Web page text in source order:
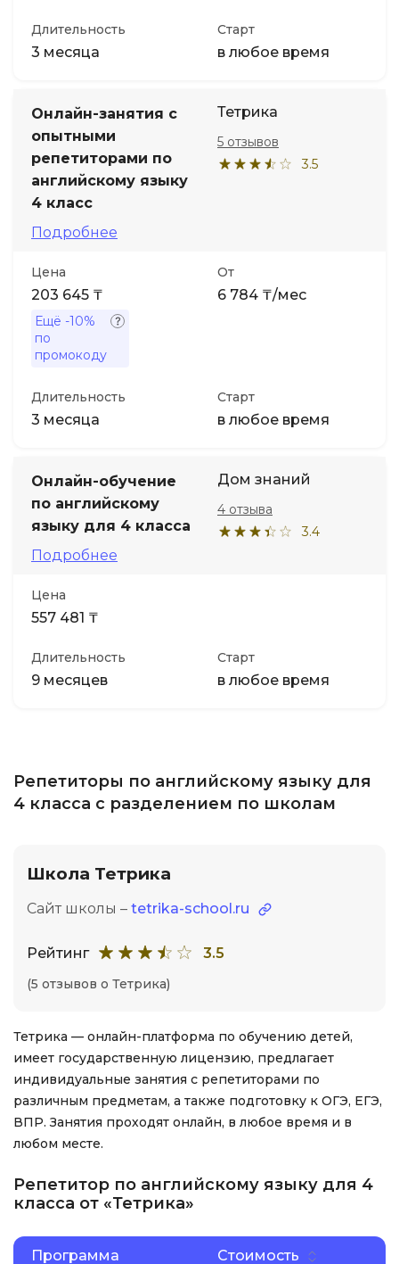
Длительность
3 месяца
Старт
в любое время
Онлайн-занятия с
опытными
репетиторами по
английскому языку
4 класс
Подробнее
Тетрика
3.5
5 отзывов
Цена
203 645 ₸
Ещё -10%
по
промокоду
От
6 784 ₸/мес
Длительность
3 месяца
Старт
в любое время
Онлайн-обучение
по английскому
языку для 4 класса
Подробнее
Дом знаний
3.4
4 отзыва
Цена
557 481 ₸
Длительность
9 месяцев
Старт
в любое время
Репетиторы по английскому языку для
4 класса с разделением по школам
Школа Тетрика
Сайт школы – tetrika-school.ru
Рейтинг 3.5
(5 отзывов о Тетрика)
Тетрика — онлайн-платформа по обучению детей,
имеет государственную лицензию, предлагает
индивидуальные занятия с репетиторами по
различным предметам, а также подготовку к ОГЭ, ЕГЭ,
ВПР. Занятия проходят онлайн, в любое время и в
любом месте.
Репетитор по английскому языку для 4
класса от «Тетрика»
Программа Стоимость